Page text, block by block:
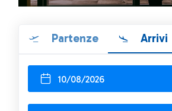
Partenze Arrivi
10/08/2026